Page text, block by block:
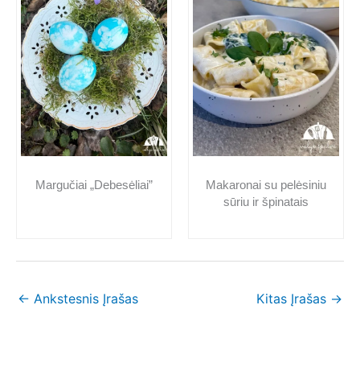
Margučiai „Debesėliai”
Makaronai su pelėsiniu
sūriu ir špinatais
← Ankstesnis Įrašas Kitas Įrašas →